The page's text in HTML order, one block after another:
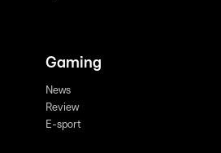
Gaming
News
Review
E-sport